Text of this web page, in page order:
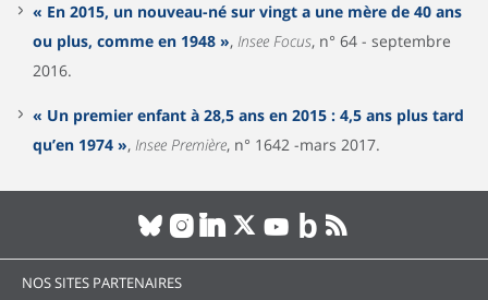
« En 2015, un nouveau-né sur vingt a une mère de 40 ans
ou plus, comme en 1948 », Insee Focus, n° 64 - septembre
2016.
« Un premier enfant à 28,5 ans en 2015 : 4,5 ans plus tard
qu’en 1974 », Insee Première, n° 1642 -mars 2017.
NOS SITES PARTENAIRES